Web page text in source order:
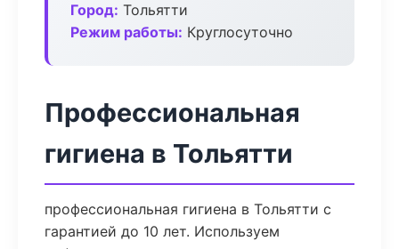
Город: Тольятти
Режим работы: Круглосуточно
Профессиональная
гигиена в Тольятти
профессиональная гигиена в Тольятти с
гарантией до 10 лет. Используем